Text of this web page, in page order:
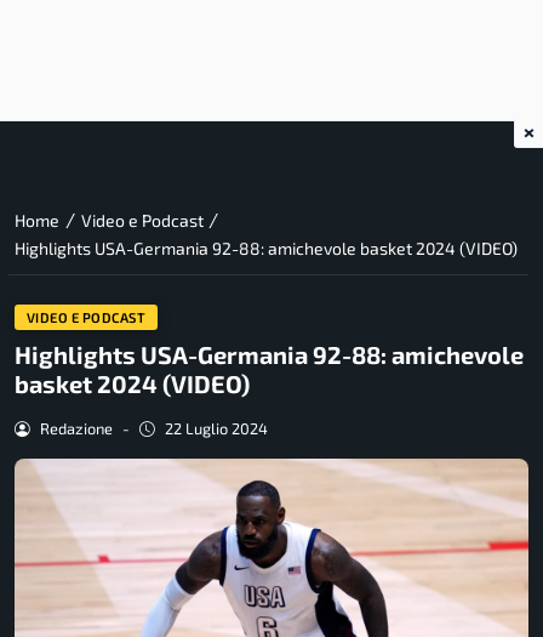
Home / Video e Podcast /
Highlights USA-Germania 92-88: amichevole basket 2024 (VIDEO)
VIDEO E PODCAST
Highlights USA-Germania 92-88: amichevole
basket 2024 (VIDEO)
Redazione - 22 Luglio 2024
×